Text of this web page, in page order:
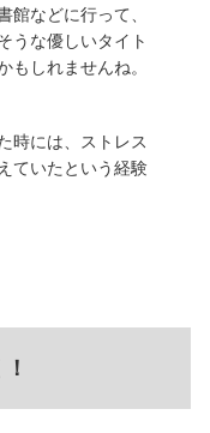
館などに行って、
うな優しいタイト
もしれませんね。
時には、ストレス
ていたという経験